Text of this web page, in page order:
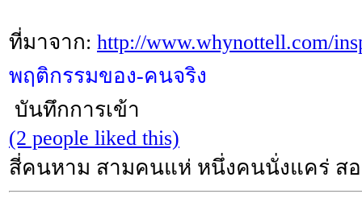
ที่มาจาก: http://www.whynottell.com/
พฤติกรรมของ-คนจริง
บันทึกการเข้า
(2 people liked this)
สี่คนหาม สามคนแห่ หนึ่งคนนั่งแคร่ ส